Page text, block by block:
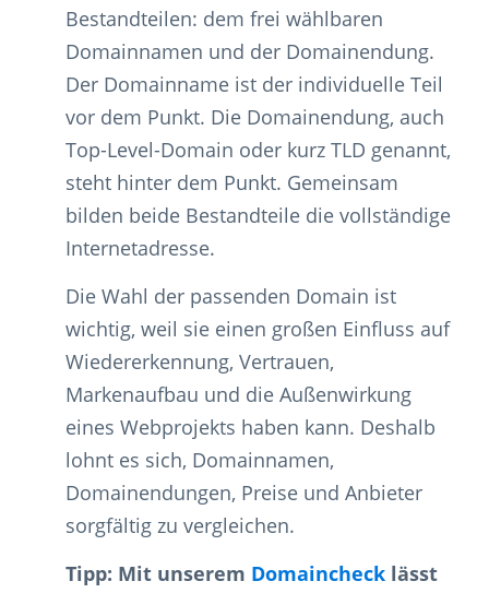
Bestandteilen: dem frei wählbaren
Domainnamen und der Domainendung.
Der Domainname ist der individuelle Teil
vor dem Punkt. Die Domainendung, auch
Top-Level-Domain oder kurz TLD genannt,
steht hinter dem Punkt. Gemeinsam
bilden beide Bestandteile die vollständige
Internetadresse.
Die Wahl der passenden Domain ist
wichtig, weil sie einen großen Einfluss auf
Wiedererkennung, Vertrauen,
Markenaufbau und die Außenwirkung
eines Webprojekts haben kann. Deshalb
lohnt es sich, Domainnamen,
Domainendungen, Preise und Anbieter
sorgfältig zu vergleichen.
Tipp: Mit unserem Domaincheck lässt